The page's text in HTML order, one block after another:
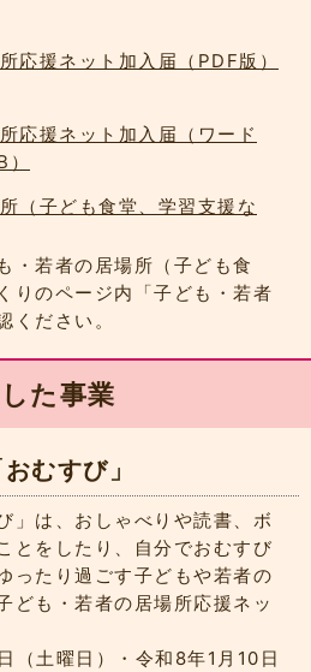
応援ネット加入届（PDF版）
応援ネット加入届（ワード
（子ども食堂、学習支援な
・若者の居場所（子ども食
りのページ内「子ども・若者
ください。
た事業
むすび」
」は、おしゃべりや読書、ボ
とをしたり、自分でおむすび
ったり過ごす子どもや若者の
ども・若者の居場所応援ネッ
（土曜日）・令和8年1月10日